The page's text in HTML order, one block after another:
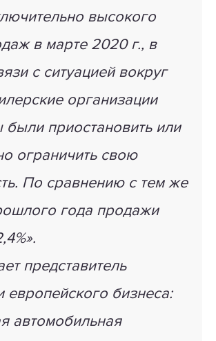
высокого
в марте 2020 г., в
с ситуацией вокруг
организации
приостановить или
ограничить свою
По сравнению с тем же
года продажи
представитель
европейского бизнеса:
автомобильная